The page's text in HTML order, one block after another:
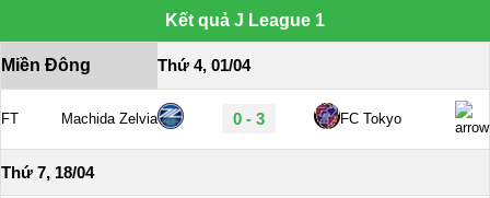
Kết quả J League 1
Miền Đông Thứ 4, 01/04
FT Machida Zelvia 0 - 3 FC Tokyo
Thứ 7, 18/04